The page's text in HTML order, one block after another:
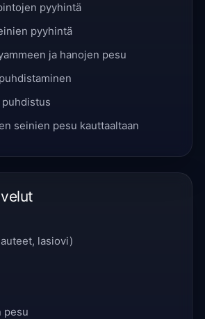
pyyhintä
pyyhintä
ja hanojen pesu
seinien pesu kauttaaltaan
lasiovi)
pesu